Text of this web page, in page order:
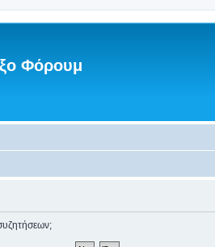
Φόρουμ